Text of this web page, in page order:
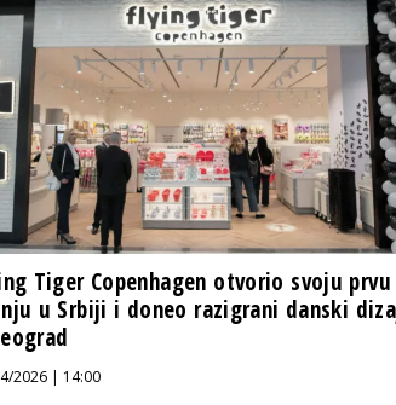
Tiger Copenhagen otvorio svoju prvu
u Srbiji i doneo razigrani danski
2026 | 14:00